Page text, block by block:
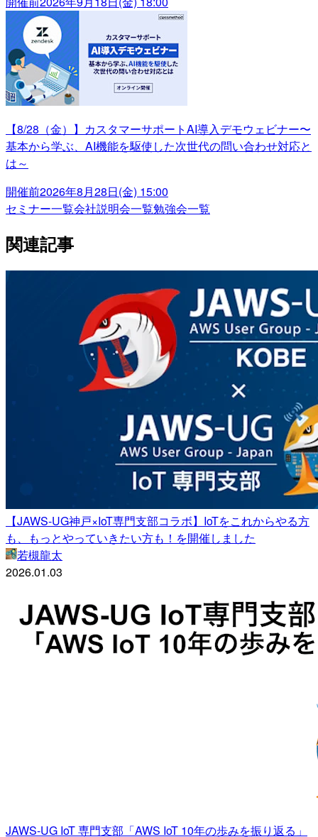
【8/28（金）】カスタマーサポートAI導入デモウェビナー〜
基本から学ぶ、AI機能を駆使した次世代の問い合わせ対応と
は～
開催前2026年8月28日(金) 15:00
セミナー一覧会社説明会一覧勉強会一覧
関連記事
【JAWS-UG神戸×IoT専門支部コラボ】IoTをこれからやる方
も、もっとやっていきたい方も！を開催しました
若槻龍太
2026.01.03
JAWS-UG IoT 専門支部「AWS IoT 10年の歩みを振り返る」